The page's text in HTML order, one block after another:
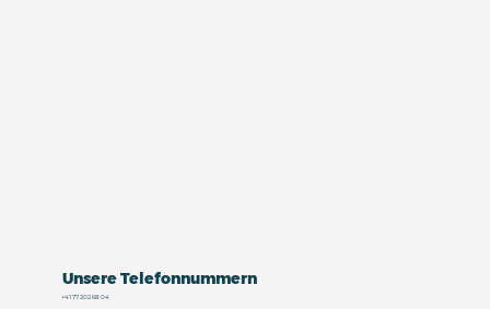
Unsere Telefonnummern
+41 77 202 68 04